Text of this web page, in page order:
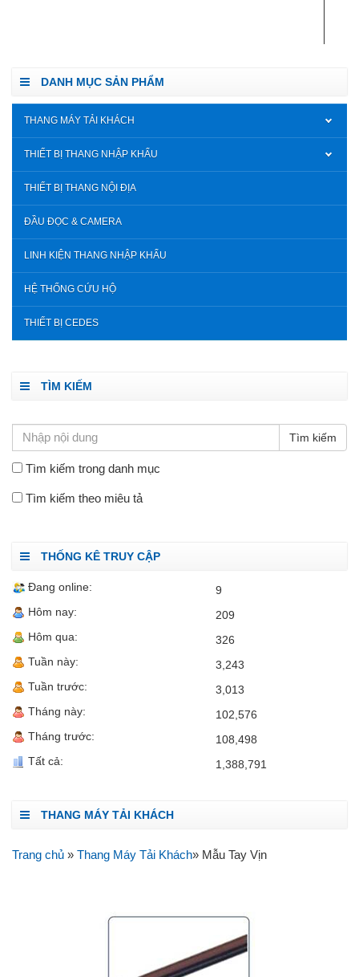
DANH MỤC SẢN PHẨM
THANG MÁY TẢI KHÁCH
THIẾT BỊ THANG NHẬP KHẨU
THIẾT BỊ THANG NỘI ĐỊA
ĐẦU ĐỌC & CAMERA
LINH KIỆN THANG NHẬP KHẨU
HỆ THỐNG CỨU HỘ
THIẾT BỊ CEDES
TÌM KIẾM
Tìm kiếm trong danh mục
Tìm kiếm theo miêu tả
THỐNG KÊ TRUY CẬP
Đang online:
9
Hôm nay:
209
Hôm qua:
326
Tuần này:
3,243
Tuần trước:
3,013
Tháng này:
102,576
Tháng trước:
108,498
Tất cả:
1,388,791
THANG MÁY TẢI KHÁCH
Trang chủ » Thang Máy Tải Khách» Mẫu Tay Vịn